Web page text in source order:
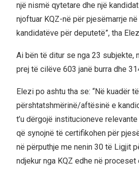
një nismë qytetare dhe një
njoftuar KQZ-në për pjesëmarrje
kandidatëve për deputetë”, tha
Ai bën të ditur se nga 23 subjekte,
prej të cilëve 603 janë burra dhe
Elezi po ashtu tha se: “Në kuadër
përshtatshmërinë/aftësinë e
t’u dërgojë institucioneve
që synojnë të certifikohen për
në përputhje me nenin 30 të Ligjit
ndjekur nga KQZ edhe në proceset